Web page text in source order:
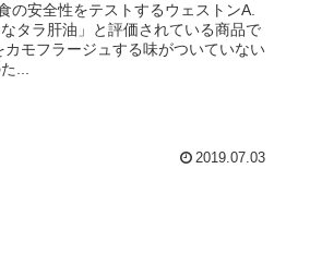
の安全性をテストするウェストンA.
タラ肝油」と評価されている商品で
モフラージュする味がついていない
...
2019.07.03